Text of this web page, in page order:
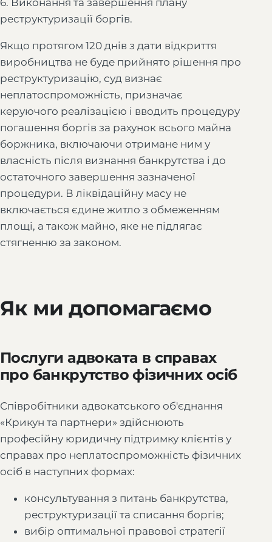
реструктуризації боргів.
Якщо протягом 120 днів з дати відкриття
виробництва не буде прийнято рішення про
реструктуризацію, суд визнає
неплатоспроможність, призначає
керуючого реалізацією і вводить процедуру
погашення боргів за рахунок всього майна
боржника, включаючи отримане ним у
власність після визнання банкрутства і до
остаточного завершення зазначеної
процедури. В ліквідаційну масу не
включається єдине житло з обмеженням
площі, а також майно, яке не підлягає
стягненню за законом.
Як ми допомагаємо
Послуги адвоката в справах
про банкрутство фізичних осіб
Співробітники адвокатського об'єднання
«Крикун та партнери» здійснюють
професійну юридичну підтримку клієнтів у
справах про неплатоспроможність фізичних
осіб в наступних формах:
консультування з питань банкрутства,
реструктуризації та списання боргів;
вибір оптимальної правової стратегії